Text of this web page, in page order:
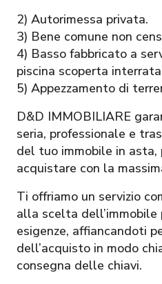
2) Autorimessa privata.
3) Bene comune non
4) Basso fabbricato a
piscina scoperta
5) Appezzamento di
D&D IMMOBILIARE
seria, professionale e
del tuo immobile in
acquistare con la
Ti offriamo un servizio
alla scelta
esigenze, affiancandoti
dell’acquisto in modo
consegna delle chiavi.